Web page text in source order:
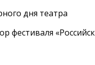
дня театра